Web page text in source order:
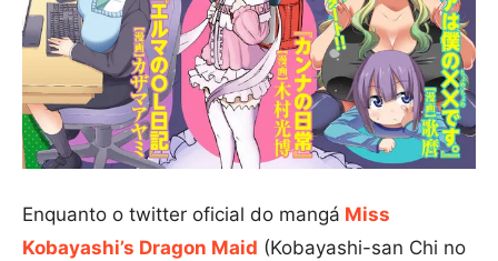
Enquanto o twitter oficial do mangá Miss
Kobayashi’s Dragon Maid (Kobayashi-san Chi no